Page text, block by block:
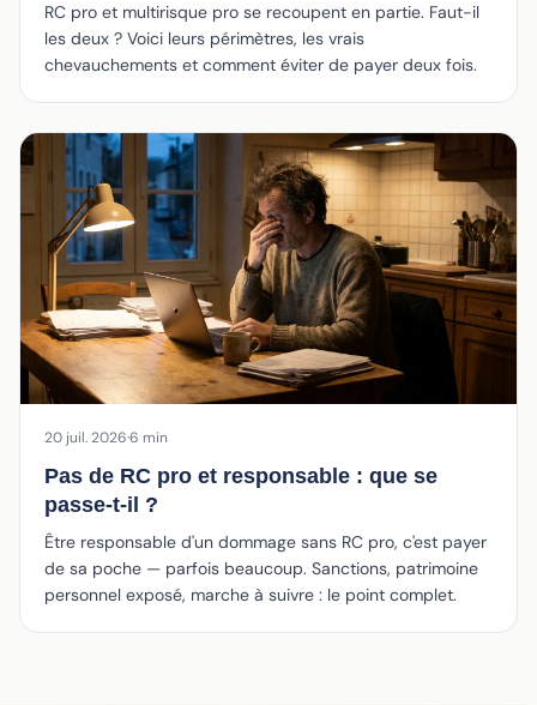
RC pro et multirisque pro se recoupent en partie. Faut-il
les deux ? Voici leurs périmètres, les vrais
chevauchements et comment éviter de payer deux fois.
20 juil. 2026·6 min
Pas de RC pro et responsable : que se
passe-t-il ?
Être responsable d'un dommage sans RC pro, c'est payer
de sa poche — parfois beaucoup. Sanctions, patrimoine
personnel exposé, marche à suivre : le point complet.